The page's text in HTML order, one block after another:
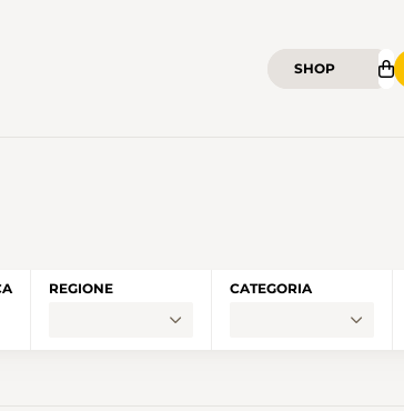
SHOP
REGIONE CATEGORIA